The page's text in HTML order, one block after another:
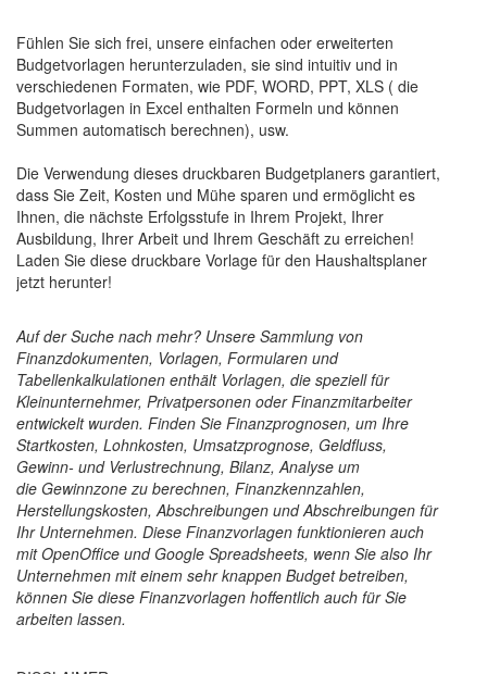
Fühlen Sie sich frei, unsere einfachen oder erweiterten
Budgetvorlagen herunterzuladen, sie sind intuitiv und in
verschiedenen Formaten, wie PDF, WORD, PPT, XLS ( die
Budgetvorlagen in Excel enthalten Formeln und können
Summen automatisch berechnen), usw.
Die Verwendung dieses druckbaren Budgetplaners garantiert,
dass Sie Zeit, Kosten und Mühe sparen und ermöglicht es
Ihnen, die nächste Erfolgsstufe in Ihrem Projekt, Ihrer
Ausbildung, Ihrer Arbeit und Ihrem Geschäft zu erreichen!
Laden Sie diese druckbare Vorlage für den Haushaltsplaner
jetzt herunter!
Auf der Suche nach mehr? Unsere Sammlung von
Finanzdokumenten, Vorlagen, Formularen und
Tabellenkalkulationen enthält Vorlagen, die speziell für
Kleinunternehmer, Privatpersonen oder Finanzmitarbeiter
entwickelt wurden. Finden Sie Finanzprognosen, um Ihre
Startkosten, Lohnkosten, Umsatzprognose, Geldfluss,
Gewinn- und Verlustrechnung, Bilanz, Analyse um
die Gewinnzone zu berechnen, Finanzkennzahlen,
Herstellungskosten, Abschreibungen und Abschreibungen für
Ihr Unternehmen. Diese Finanzvorlagen funktionieren auch
mit OpenOffice und Google Spreadsheets, wenn Sie also Ihr
Unternehmen mit einem sehr knappen Budget betreiben,
können Sie diese Finanzvorlagen hoffentlich auch für Sie
arbeiten lassen.